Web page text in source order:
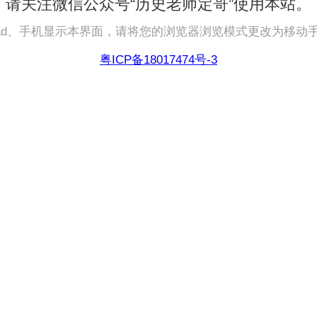
请关注微信公众号“历史老师定哥”使用本站。
、手机显示本界面，请将您的浏览器浏览模式更改为移动
粤ICP备18017474号-3